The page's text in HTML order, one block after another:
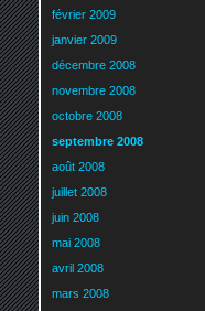
février 2009
janvier 2009
décembre 2008
novembre 2008
octobre 2008
septembre 2008
août 2008
juillet 2008
juin 2008
mai 2008
avril 2008
mars 2008